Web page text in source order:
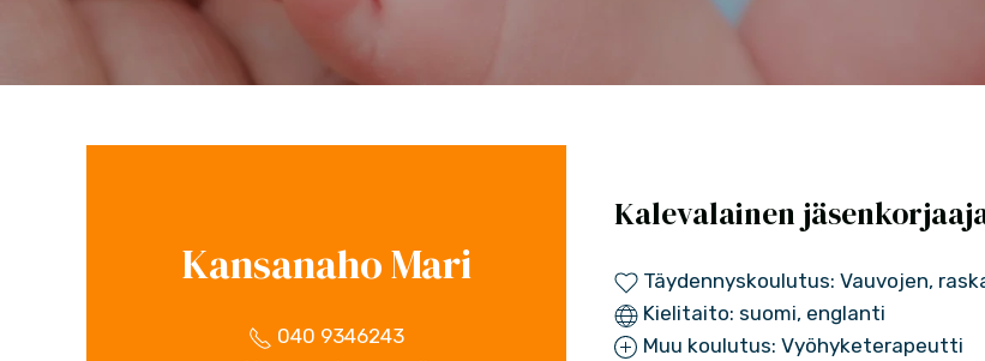
Kansanaho Mari
040 9346243
Kalevalainen
Täydennyskoulutus: Vauvojen,
Kielitaito: suomi, englanti
Muu koulutus: Vyöhyketerapeutti